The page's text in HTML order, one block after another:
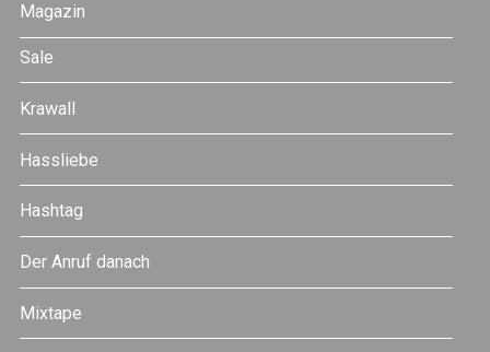
Magazin
Sale
Krawall
Hassliebe
Hashtag
Der Anruf danach
Mixtape